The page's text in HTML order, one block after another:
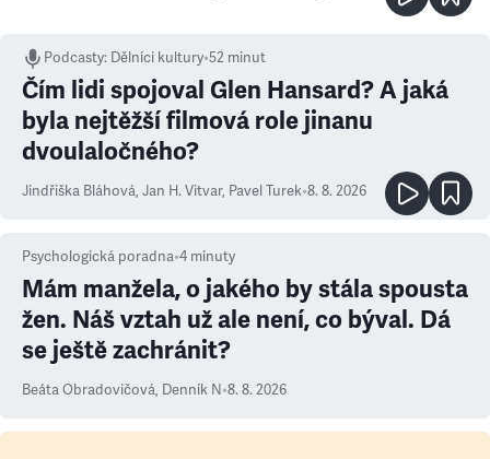
Podcasty: Dělníci kultury•52 minut
Čím lidi spojoval Glen Hansard? A jaká
byla nejtěžší filmová role jinanu
dvoulaločného?
Jindřiška Bláhová, Jan H. Vitvar, Pavel Turek•8. 8. 2026
Psychologická poradna•4 minuty
Mám manžela, o jakého by stála spousta
žen. Náš vztah už ale není, co býval. Dá
se ještě zachránit?
Beáta Obradovičová, Denník N•8. 8. 2026